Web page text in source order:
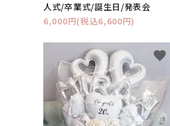
人式/卒業式/誕生日/発表会
6,000円(税込6,600円)
favorite